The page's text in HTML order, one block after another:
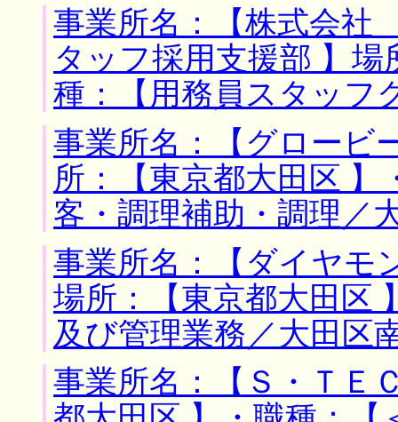
事業所名：【株式会
タッフ採用支援部 】
種：【用務員スタッフ
事業所名：【グロービ
所：【東京都大田区
客・調理補助・調理／
事業所名：【ダイヤモ
場所：【東京都大田区
及び管理業務／大田区
事業所名：【Ｓ・ＴＥ